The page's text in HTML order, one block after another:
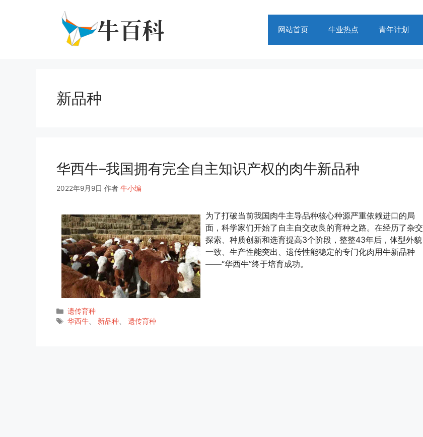
网站首页 牛业热点 青年计划
新品种
华西牛–我国拥有完全自主知识产权的肉牛新品种
2022年9月9日 作者 牛小编
为了打破当前我国肉牛主导品种核心种源严重依赖进口的局
面，科学家们开始了自主自交改良的育种之路。在经历了杂交
探索、种质创新和选育提高3个阶段，整整43年后，体型外貌
一致、生产性能突出、遗传性能稳定的专门化肉用牛新品种
——“华西牛”终于培育成功。
分
类
遗传育种
标
华西牛、 新品种、 遗传育种